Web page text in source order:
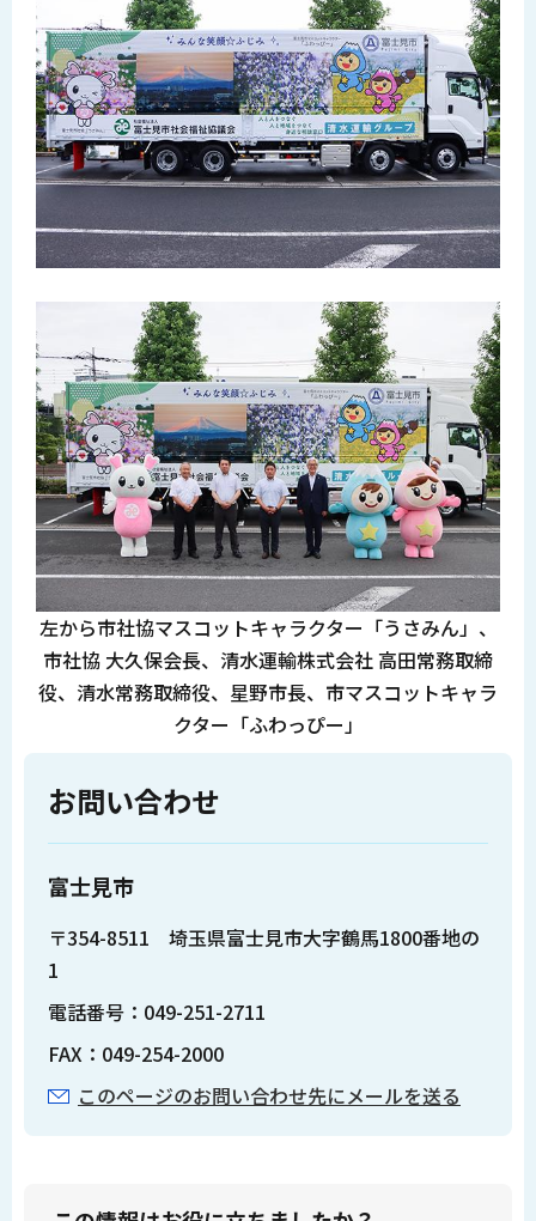
左から市社協マスコットキャラクター「うさみん」、
市社協 大久保会長、清水運輸株式会社 高田常務取締
役、清水常務取締役、星野市長、市マスコットキャラ
クター「ふわっぴー」
お問い合わせ
富士見市
〒354-8511 埼玉県富士見市大字鶴馬1800番地の
1
電話番号：049-251-2711
FAX：049-254-2000
このページのお問い合わせ先にメールを送る